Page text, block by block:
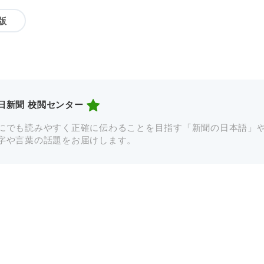
新聞 校閲センター
でも読みやすく正確に伝わることを目指す「新聞の日本語」
や言葉の話題をお届けします。